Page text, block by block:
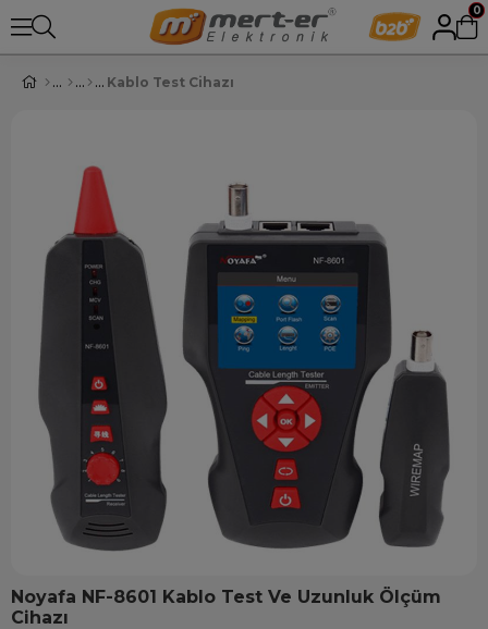
0
Kablo Test Cihazı
Noyafa NF-8601 Kablo Test Ve Uzunluk Ölçüm
Cihazı